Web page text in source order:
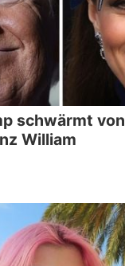
schwärmt
William